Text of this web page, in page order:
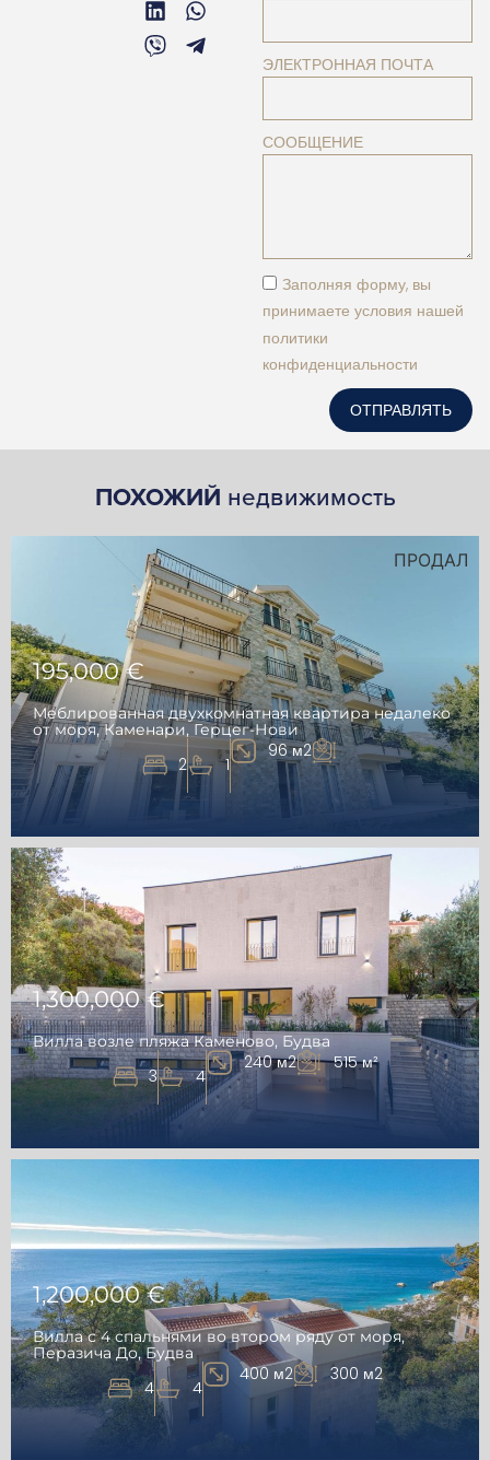
ЭЛЕКТРОННАЯ ПОЧТА
СООБЩЕНИЕ
Заполняя форму, вы
принимаете условия нашей
политики
конфиденциальности
ОТПРАВЛЯТЬ
ПОХОЖИЙ недвижимость
ПРОДАЛ
195,000 €
Меблированная двухкомнатная квартира недалеко
от моря, Каменари, Герцег-Нови
2 1
96 м2
1,300,000 €
Вилла возле пляжа Каменово, Будва
3 4
240 м2 515 м²
1,200,000 €
Вилла с 4 спальнями во втором ряду от моря,
Перазича До, Будва
4 4
400 м2 300 м2